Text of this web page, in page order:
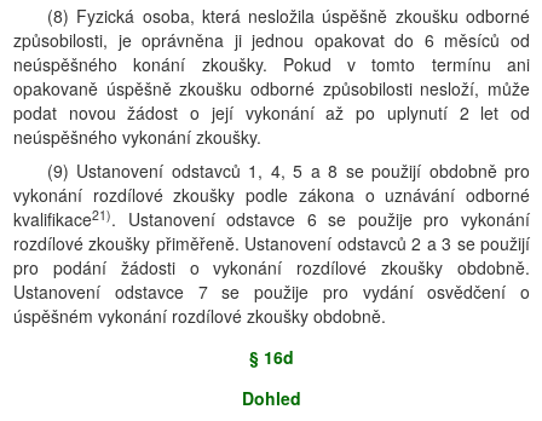
(8) Fyzická osoba, která nesložila úspěšně zkoušku odborné
způsobilosti, je oprávněna ji jednou opakovat do 6 měsíců od
neúspěšného konání zkoušky. Pokud v tomto termínu ani
opakovaně úspěšně zkoušku odborné způsobilosti nesloží, může
podat novou žádost o její vykonání až po uplynutí 2 let od
neúspěšného vykonání zkoušky.
(9) Ustanovení odstavců 1, 4, 5 a 8 se použijí obdobně pro
vykonání rozdílové zkoušky podle zákona o uznávání odborné
kvalifikace21). Ustanovení odstavce 6 se použije pro vykonání
rozdílové zkoušky přiměřeně. Ustanovení odstavců 2 a 3 se použijí
pro podání žádosti o vykonání rozdílové zkoušky obdobně.
Ustanovení odstavce 7 se použije pro vydání osvědčení o
úspěšném vykonání rozdílové zkoušky obdobně.
§ 16d
Dohled